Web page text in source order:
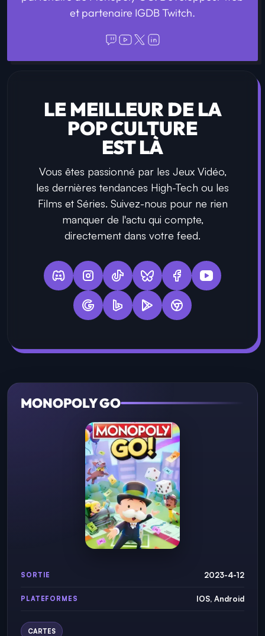
et partenaire IGDB Twitch.
LE MEILLEUR DE LA
POP CULTURE
EST LÀ
Vous êtes passionné par les Jeux Vidéo,
les dernières tendances High-Tech ou les
Films et Séries. Suivez-nous pour ne rien
manquer de l'actu qui compte,
directement dans votre feed.
MONOPOLY GO
SORTIE 2023-4-12
PLATEFORMES IOS, Android
CARTES